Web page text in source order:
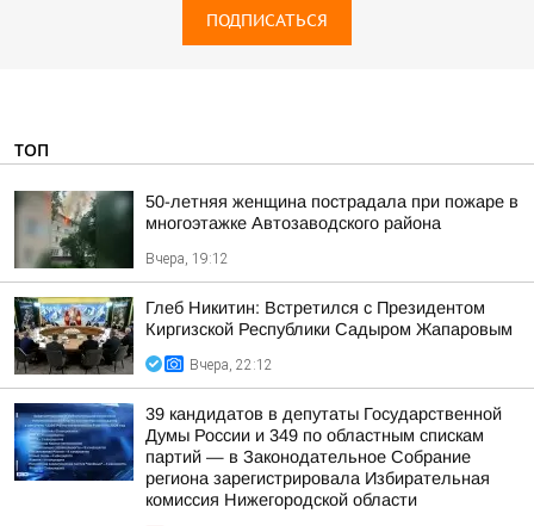
ПОДПИСАТЬСЯ
ТОП
50-летняя женщина пострадала при пожаре в
многоэтажке Автозаводского района
Вчера, 19:12
Глеб Никитин: Встретился с Президентом
Киргизской Республики Садыром Жапаровым
Вчера, 22:12
39 кандидатов в депутаты Государственной
Думы России и 349 по областным спискам
партий — в Законодательное Собрание
региона зарегистрировала Избирательная
комиссия Нижегородской области